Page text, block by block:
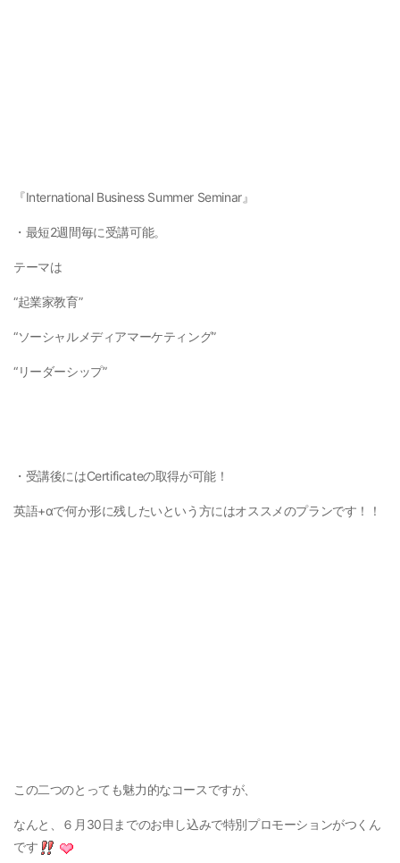
『International Business Summer Seminar』
・最短2週間毎に受講可能。
テーマは
“起業家教育”
“ソーシャルメディアマーケティング”
“リーダーシップ”
・受講後にはCertificateの取得が可能！
英語+αで何か形に残したいという方にはオススメのプランです！！
この二つのとっても魅力的なコースですが、
なんと、６月30日までのお申し込みで特別プロモーションがつくん
です